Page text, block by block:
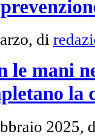
di
le mani
la
2025,